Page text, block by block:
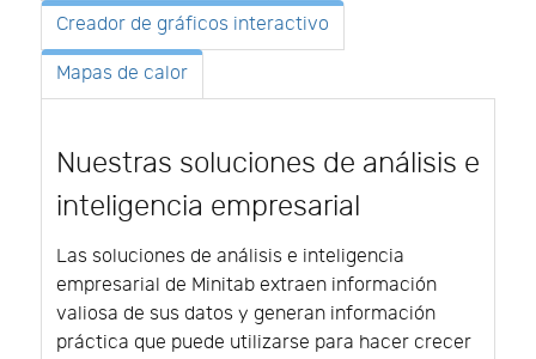
Creador de gráficos interactivo
Mapas de calor
Nuestras soluciones de análisis e
inteligencia empresarial
Las soluciones de análisis e inteligencia
empresarial de Minitab extraen información
valiosa de sus datos y generan información
práctica que puede utilizarse para hacer crecer